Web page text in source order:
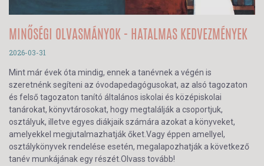
MINŐSÉGI OLVASMÁNYOK - HATALMAS KEDVEZMÉNYEK
2026-03-31
Mint már évek óta mindig, ennek a tanévnek a végén is
szeretnénk segíteni az óvodapedagógusokat, az alsó tagozaton
és felső tagozaton tanító általános iskolai és középiskolai
tanárokat, könyvtárosokat, hogy megtalálják a csoportjuk,
osztályuk, illetve egyes diákjaik számára azokat a könyveket,
amelyekkel megjutalmazhatják őket.Vagy éppen amellyel,
osztálykönyvek rendelése esetén, megalapozhatják a következő
tanév munkájának egy részét.Olvass tovább!